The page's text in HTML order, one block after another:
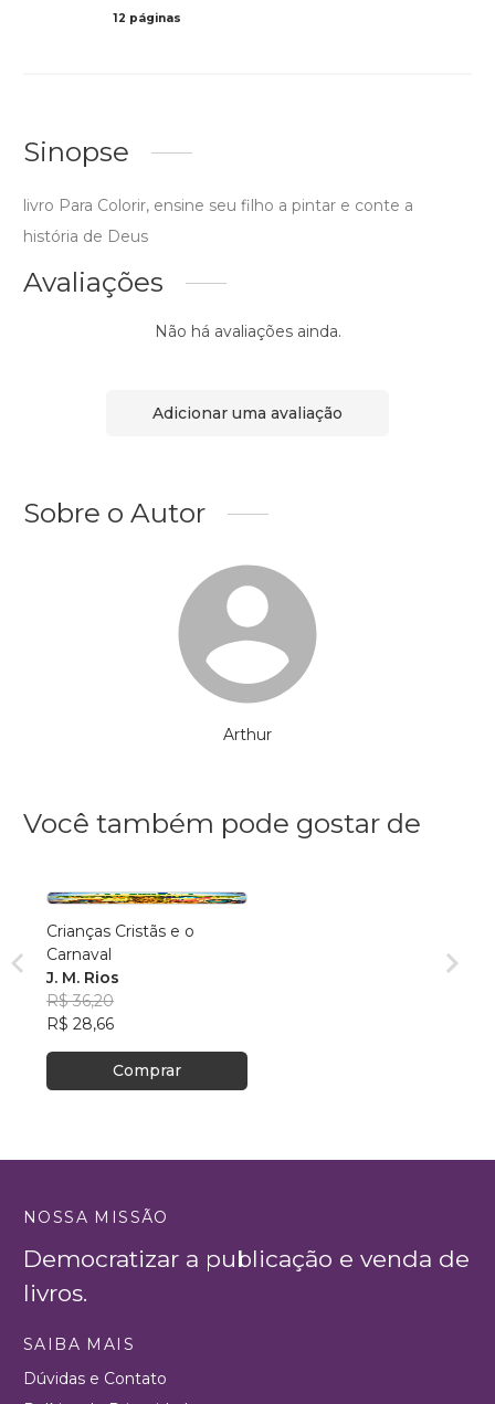
12 páginas
Sinopse
livro Para Colorir, ensine seu filho a pintar e conte a
história de Deus
Avaliações
Não há avaliações ainda.
Adicionar uma avaliação
Sobre o Autor
Arthur
Você também pode gostar de
Crianças Cristãs e o
Carnaval
J. M. Rios
R$ 36,20
R$ 28,66
Comprar
NOSSA MISSÃO
Democratizar a publicação e venda de
livros.
SAIBA MAIS
Dúvidas e Contato